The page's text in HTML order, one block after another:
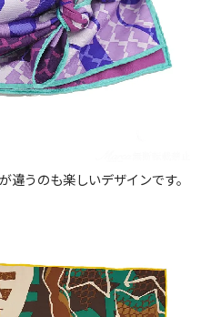
違うのも楽しいデザインです。